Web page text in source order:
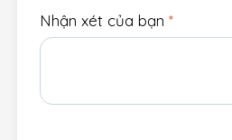
Nhận xét của bạn *